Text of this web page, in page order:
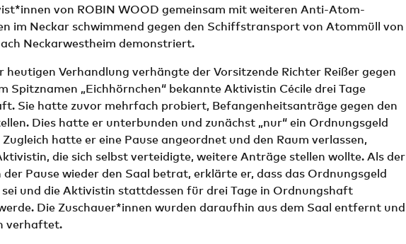
von ROBIN WOOD gemeinsam mit weiteren Anti-Atom-
im Neckar schwimmend gegen den Schiffstransport von Atommüll von
Neckarwestheim demonstriert.
heutigen Verhandlung verhängte der Vorsitzende Richter Reißer gegen
Spitznamen „Eichhörnchen“ bekannte Aktivistin Cécile drei Tage
Sie hatte zuvor mehrfach probiert, Befangenheitsanträge gegen den
Dies hatte er unterbunden und zunächst „nur“ ein Ordnungsgeld
hatte er eine Pause angeordnet und den Raum verlassen,
die sich selbst verteidigte, weitere Anträge stellen wollte. Als der
der Pause wieder den Saal betrat, erklärte er, dass das Ordnungsgeld
und die Aktivistin stattdessen für drei Tage in Ordnungshaft
Die Zuschauer*innen wurden daraufhin aus dem Saal entfernt und
verhaftet.